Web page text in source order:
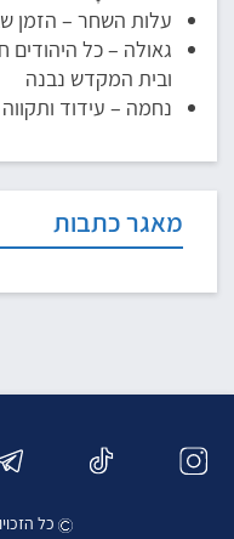
מאגר כתבות
עלות השחר – הזמן
גאולה – כל היהודים
ובית המקדש נבנה
נחמה – עידוד
כל